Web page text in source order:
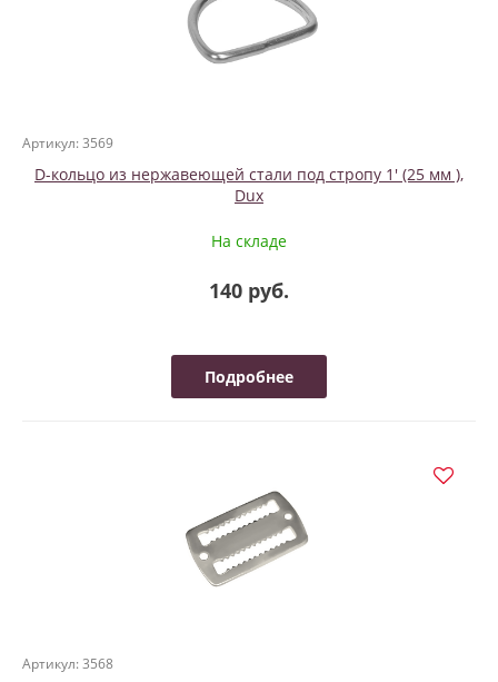
Артикул: 3569
D-кольцо из нержавеющей стали под стропу 1' (25 мм ),
Dux
На складе
140 руб.
Подробнее
Артикул: 3568